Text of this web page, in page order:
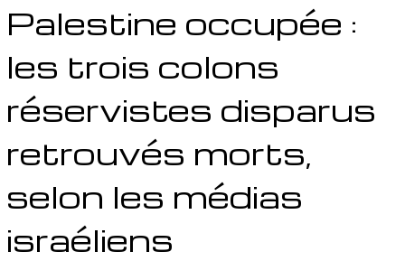
Palestine occupée :
les trois colons
réservistes disparus
retrouvés morts,
selon les médias
israéliens